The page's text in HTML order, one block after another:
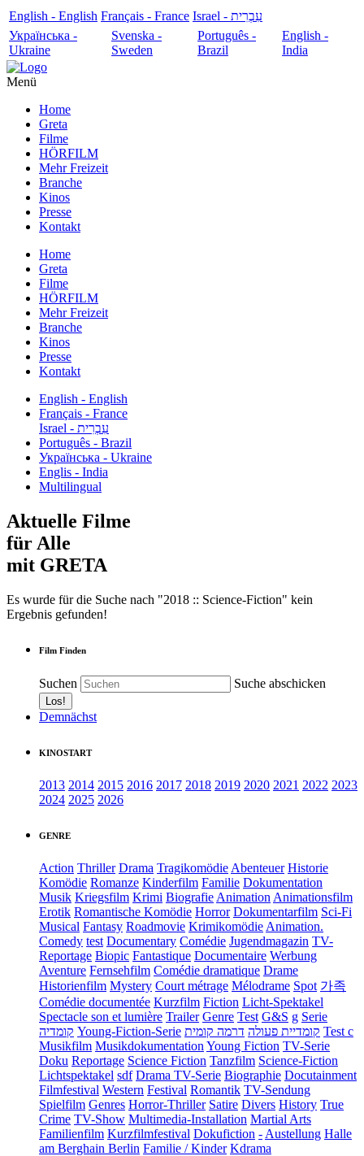
English - English Français - France
עִבְרִית - Israel
Українська -
Ukraine
Svenska -
Sweden
Português -
Brazil
English -
India
Menü
Home
Greta
Filme
HÖRFILM
Mehr Freizeit
Branche
Kinos
Presse
Kontakt
Home
Greta
Filme
HÖRFILM
Mehr Freizeit
Branche
Kinos
Presse
Kontakt
English - English
Français - France
עִבְרִית - Israel
Português - Brazil
Українська - Ukraine
Englis - India
Multilingual
Aktuelle Filme
für Alle
mit GRETA
Es wurde für die Suche nach "2018 :: Science-Fiction" kein
Ergebnis gefunden!
Film Finden
Suchen Suche abschicken
Demnächst
KINOSTART
2013 2014 2015 2016 2017 2018 2019 2020 2021 2022 2023
2024 2025 2026
GENRE
Action Thriller Drama Tragikomödie Abenteuer Historie
Komödie Romanze Kinderfilm Familie Dokumentation
Musik Kriegsfilm Krimi Biografie Animation Animationsfilm
Erotik Romantische Komödie Horror Dokumentarfilm Sci-Fi
Musical Fantasy Roadmovie Krimikomödie Animation.
Comedy test Documentary Comédie Jugendmagazin TV-
Reportage Biopic Fantastique Documentaire Werbung
Aventure Fernsehfilm Comédie dramatique Drame
Historienfilm Mystery Court métrage Mélodrame Spot 가족
Comédie documentée Kurzfilm Fiction Licht-Spektakel
Spectacle son et lumière Trailer Genre Test G&S g Serie
קומדיה Young-Fiction-Serie קומדיית פעולה דרמה קומית
Test c
Musikfilm Musikdokumentation Young Fiction TV-Serie
Doku Reportage Science Fiction Tanzfilm Science-Fiction
Lichtspektakel sdf Drama TV-Serie Biographie Docutainment
Filmfestival Western Festival Romantik TV-Sendung
Spielfilm Genres Horror-Thriller Satire Divers History True
Crime TV-Show Multimedia-Installation Martial Arts
Familienfilm Kurzfilmfestival Dokufiction - Austellung Halle
am Berghain Berlin Familie / Kinder Kdrama